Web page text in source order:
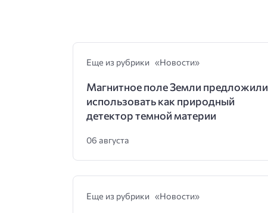
Еще из рубрики «Новости»
Магнитное поле Земли предложили
использовать как природный
детектор темной материи
06 августа
Еще из рубрики «Новости»